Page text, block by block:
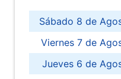
Sábado 8 de
Viernes 7 de
Jueves 6 de